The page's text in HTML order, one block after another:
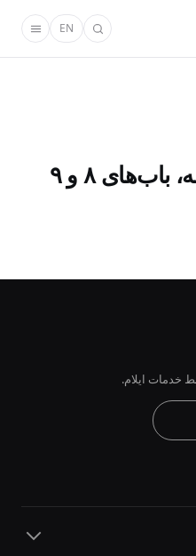
EN
۸ و ۹
خدمات ایلام.